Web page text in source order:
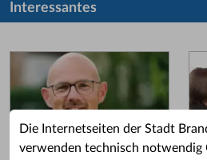
Die Internetseiten der Stadt
verwenden technisch notwendig
Interessantes